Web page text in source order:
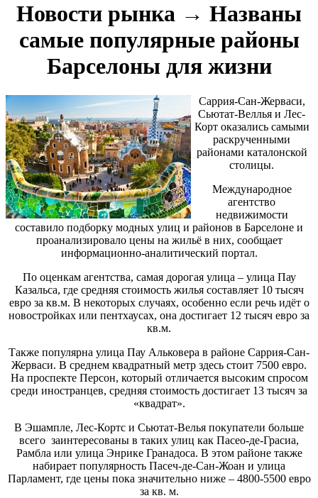
Новости рынка → Названы
самые популярные районы
Барселоны для жизни
Саррия-Сан-Жерваси,
Сьютат-Веллья и Лес-
Корт оказались самыми
раскрученными
районами каталонской
столицы.
Международное
агентство
недвижимости
составило подборку модных улиц и районов в Барселоне и
проанализировало цены на жильё в них, сообщает
информационно-аналитический портал.
По оценкам агентства, самая дорогая улица – улица Пау
Казальса, где средняя стоимость жилья составляет 10 тысяч
евро за кв.м. В некоторых случаях, особенно если речь идёт о
новостройках или пентхаусах, она достигает 12 тысяч евро за
кв.м.
Также популярна улица Пау Альковера в районе Саррия-Сан-
Жерваси. В среднем квадратный метр здесь стоит 7500 евро.
На проспекте Персон, который отличается высоким спросом
среди иностранцев, средняя стоимость достигает 13 тысяч за
«квадрат».
В Эшампле, Лес-Кортс и Сьютат-Велья покупатели больше
всего заинтересованы в таких улиц как Пасео-де-Грасиа,
Рамбла или улица Энрике Гранадоса. В этом районе также
набирает популярность Пасеч-де-Сан-Жоан и улица
Парламент, где цены пока значительно ниже – 4800-5500 евро
за кв. м.